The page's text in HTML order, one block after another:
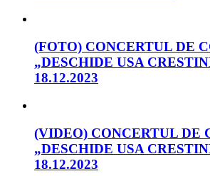
(FOTO) CONCERTUL DE
„DESCHIDE USA
18.12.2023
(VIDEO) CONCERTUL DE
„DESCHIDE USA
18.12.2023